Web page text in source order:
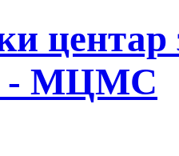
центар
- МЦМС